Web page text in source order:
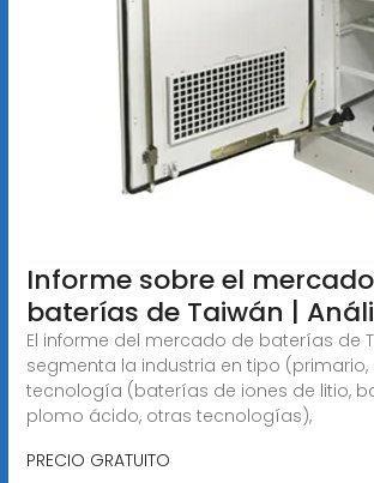
Informe sobre el
baterías de Taiwán |
El informe del mercado de baterías de
segmenta la industria en tipo (primario,
tecnología (baterías de iones de litio,
plomo ácido, otras tecnologías),
PRECIO GRATUITO